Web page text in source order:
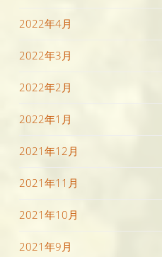
2022年4月
2022年3月
2022年2月
2022年1月
2021年12月
2021年11月
2021年10月
2021年9月